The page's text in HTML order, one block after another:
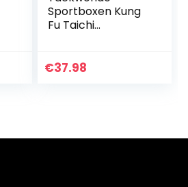
Sportboxen Kung
Fu Taichi
Volwassenen En
€37.98